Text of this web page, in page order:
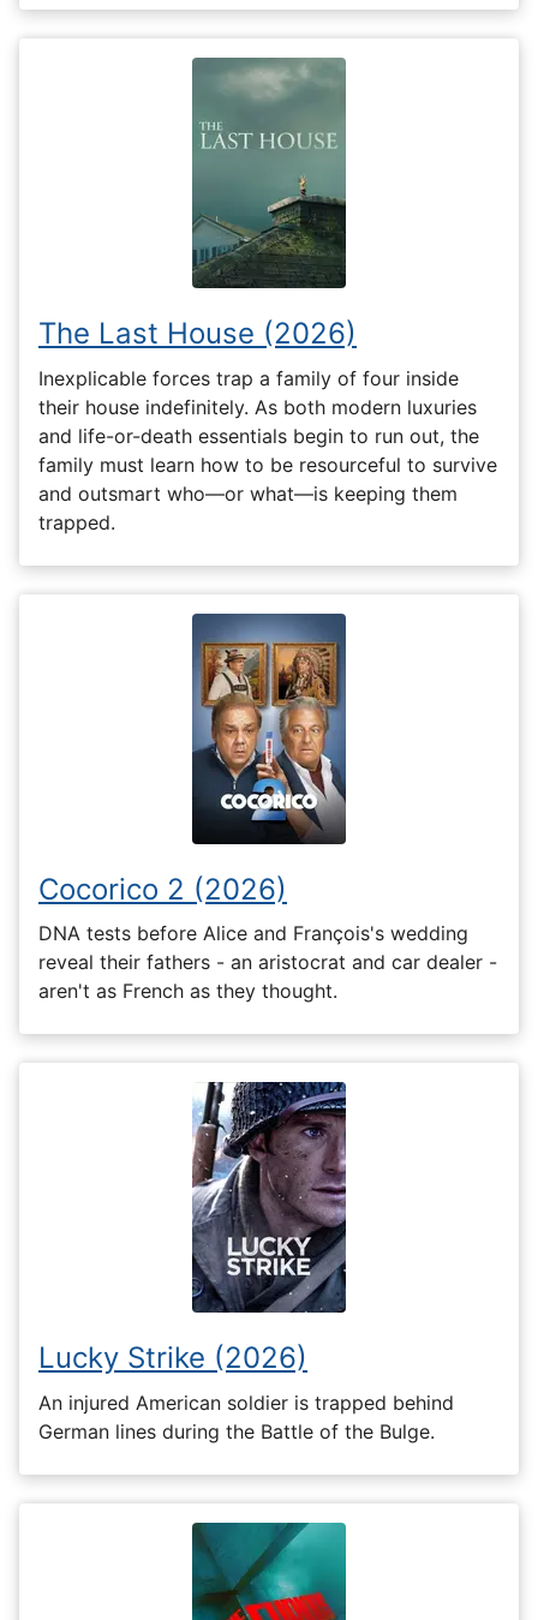
The Last House (2026)
Inexplicable forces trap a family of four inside
their house indefinitely. As both modern luxuries
and life-or-death essentials begin to run out, the
family must learn how to be resourceful to survive
and outsmart who—or what—is keeping them
trapped.
Cocorico 2 (2026)
DNA tests before Alice and François's wedding
reveal their fathers - an aristocrat and car dealer -
aren't as French as they thought.
Lucky Strike (2026)
An injured American soldier is trapped behind
German lines during the Battle of the Bulge.